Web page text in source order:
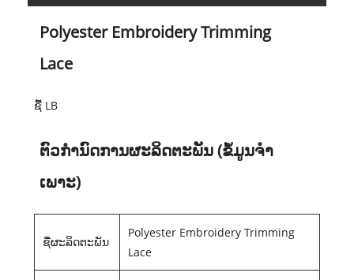
Polyester Embroidery Trimming
Lace
ຊື້ LB
ຕົວກໍານົດການຜະລິດຕະພັນ (ຂໍ້ມູນຈໍາ
ເພາະ)
ຊື່​ຜະ​ລິດ​ຕະ​ພັນ
Polyester Embroidery Trimming
Lace